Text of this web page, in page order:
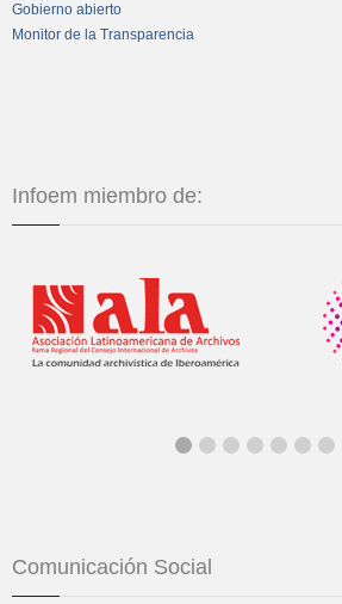
Gobierno abierto
Monitor de la Transparencia
Infoem miembro de:
Comunicación Social